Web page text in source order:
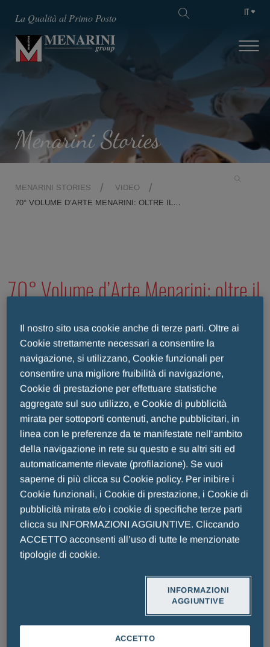
La Qualità al Primo Posto IT
Menarini Stories
MENARINI STORIES
VIDEO
70° VOLUME D’ARTE MENARINI: OLTRE IL
70° Volume d’Arte Menarini: oltre il
genio di Michelangelo
ARTE MENARINI LA NOSTRA STORIA
Il nostro sito usa cookie anche di terze parti. Oltre ai
Cookie strettamente necessari a consentire la
navigazione, si utilizzano, Cookie funzionali per
consentire una migliore fruibilità di navigazione,
Cookie di prestazione per effettuare statistiche
aggregate sul suo utilizzo, e Cookie di pubblicità
mirata per sottoporti contenuti, anche pubblicitari, in
linea con le preferenze da te manifestate nell‘ambito
della navigazione in rete su questo e su altri siti ed
automaticamente rilevate (profilazione). Se vuoi
saperne di più clicca su Cookie policy. Per inibire i
Cookie funzionali, i Cookie di prestazione, i Cookie di
pubblicità mirata e/o i cookie di specifiche terze parti
clicca su INFORMAZIONI AGGIUNTIVE. Cliccando
ACCETTO acconsenti all’uso di tutte le menzionate
tipologie di cookie.
INFORMAZIONI
AGGIUNTIVE
ACCETTO